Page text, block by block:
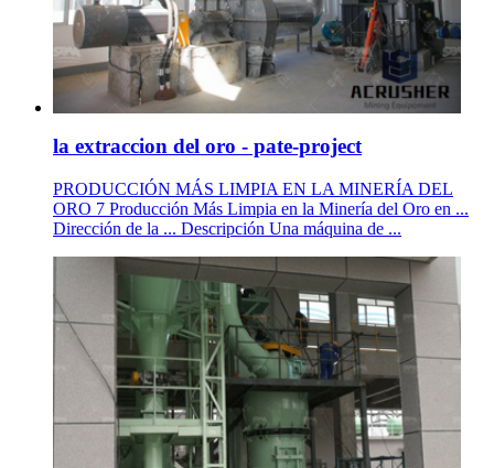
la extraccion del oro - pate-project
PRODUCCIÓN MÁS LIMPIA EN LA MINERÍA DEL
ORO 7 Producción Más Limpia en la Minería del Oro en ...
Dirección de la ... Descripción Una máquina de ...